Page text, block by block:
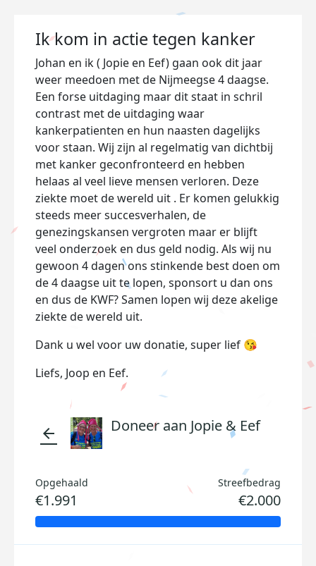
Ik kom in actie tegen kanker
Johan en ik ( Jopie en Eef) gaan ook dit jaar
weer meedoen met de Nijmeegse 4 daagse.
Een forse uitdaging maar dit staat in schril
contrast met de uitdaging waar
kankerpatienten en hun naasten dagelijks
voor staan. Wij zijn al regelmatig van dichtbij
met kanker geconfronteerd en hebben
helaas al veel lieve mensen verloren. Deze
ziekte moet de wereld uit . Er komen gelukkig
steeds meer succesverhalen, de
genezingskansen vergroten maar er blijft
veel onderzoek en dus geld nodig. Als wij nu
gewoon 4 dagen ons stinkende best doen om
de 4 daagse uit te lopen, sponsort u dan ons
en dus de KWF? Samen lopen wij deze akelige
ziekte de wereld uit.
Dank u wel voor uw donatie, super lief 😘
Liefs, Joop en Eef.
arrow_back Doneer aan Jopie & Eef
Opgehaald
€1.991
Streefbedrag
€2.000